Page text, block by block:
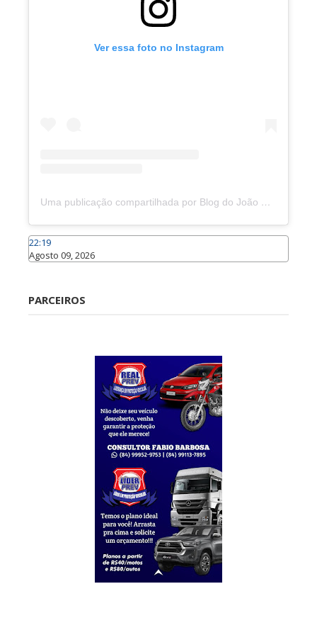
Ver essa foto no Instagram
Uma publicação compartilhada por Blog do João Marcolino (@joaomarcolinoneto)
22:19
Agosto 09, 2026
PARCEIROS